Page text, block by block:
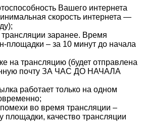
Вашего интернета
скорость интернета —
заранее. Время
площадки – за 10 минут до начала
на трансляцию (будет отправлена
почту ЗА ЧАС ДО НАЧАЛА
работает только на одном
во время трансляции –
площадки, качество трансляции